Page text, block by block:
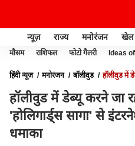
न्यूज़ राज्य मनोरंजन खेल
मौसम राशिफल फोटो गैलरी Ideas
हिंदी न्यूज़ मनोरंजन बॉलीवुड
हॉलीवुड में
हॉलीवुड में डेब्यू करने जा
'होलिगार्ड्स सागा' से
धमाका